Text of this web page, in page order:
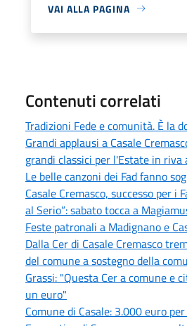
VAI ALLA PAGINA
Contenuti correlati
Tradizioni Fede e comunità. È la
Grandi applausi a Casale
grandi classici per l'Estate in riva
Le belle canzoni dei Fad fanno
Casale Cremasco, successo per i
al Serio”: sabato tocca a
Feste patronali a Madignano e
Dalla Cer di Casale Cremasco
del comune a sostegno della
Grassi: "Questa Cer a comune e
un euro"
Comune di Casale: 3.000 euro